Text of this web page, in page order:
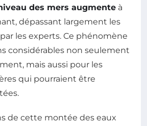
des mers augmente à
dépassant largement les
les experts. Ce phénomène
considérables non seulement
mais aussi pour les
qui pourraient être
de cette montée des eaux